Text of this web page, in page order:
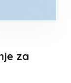
za